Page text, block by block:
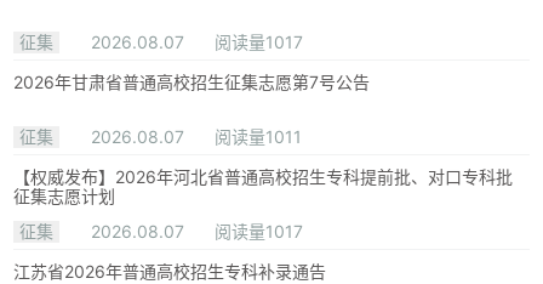
征集 2026.08.07
阅读量1017
2026年甘肃省普通高校招生征集志愿第7号公告
征集 2026.08.07
阅读量1011
【权威发布】2026年河北省普通高校招生专科提前批、对口专科批
征集志愿计划
征集
2026.08.07
阅读量1017
江苏省2026年普通高校招生专科补录通告